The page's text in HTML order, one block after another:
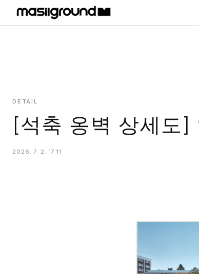
HOME
PLANS
INDEX
DETAIL
[석축 옹벽 상세도]
2026. 7. 2. 17:11